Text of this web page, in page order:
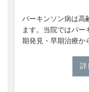
パーキンソン病は高
ます。当院ではパ
期発見・早期治療か
詳